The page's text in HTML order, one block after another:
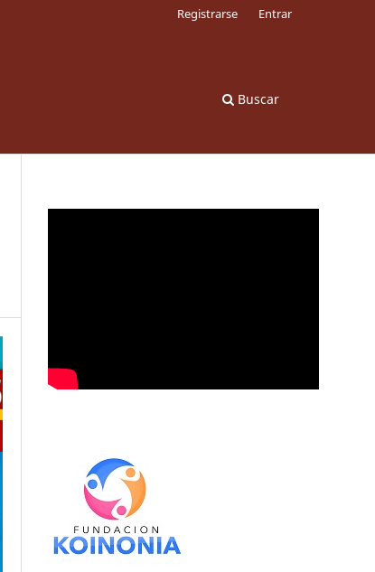
Buscar
Registrarse Entrar